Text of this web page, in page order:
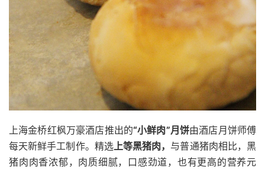
上海金桥红枫万豪酒店推出的“小鲜肉”月饼由酒店月饼师傅
每天新鲜手工制作。精选上等黑猪肉， 与普通猪肉相比，黑
猪肉肉香浓郁，肉质细腻，口感劲道，也有更高的营养元